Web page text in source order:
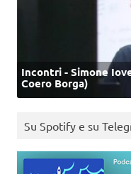
Incontri - Simone
Coero Borga)
Su Spotify e su